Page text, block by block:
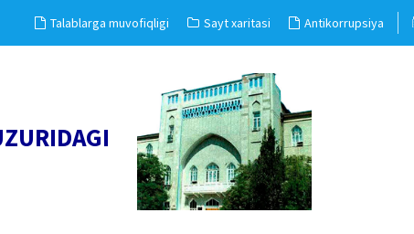
Talablarga muvofiqligi Sayt xaritasi Antikorrupsiya